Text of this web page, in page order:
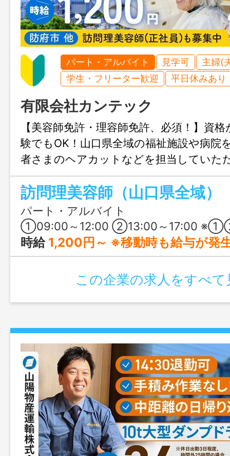
パート・アルバイト 見学可
主婦(
学生・フリーター歓迎
平日休みあり
有限会社カンテック
【美容師免許・理容師免許、必須！】資
験でもOK！山口県全域の福祉施設や病院
者さまのヘアカットなどを担当していた
フスタイルに合わせて、パート・アルバ
働き方を選べますよ♪
訪問理美容師（山口県全域）
パート・アルバイト
①09:00～12:00 ②13:00～17:00 ※①②のいずれかの勤務です（応相談） ※月平均所定労働時間：9時
時給 1,200円～ ※移動時も給与が発生しま
この企業の求人をすべて